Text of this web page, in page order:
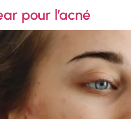
pour l’acné